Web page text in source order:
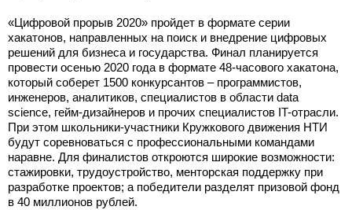
«Цифровой прорыв 2020» пройдет в формате серии
хакатонов, направленных на поиск и внедрение цифровых
решений для бизнеса и государства. Финал планируется
провести осенью 2020 года в формате 48-часового хакатона,
который соберет 1500 конкурсантов – программистов,
инженеров, аналитиков, специалистов в области data
science, гейм-дизайнеров и прочих специалистов IT-отрасли.
При этом школьники-участники Кружкового движения НТИ
будут соревноваться с профессиональными командами
наравне. Для финалистов откроются широкие возможности:
стажировки, трудоустройство, менторская поддержку при
разработке проектов; а победители разделят призовой фонд
в 40 миллионов рублей.